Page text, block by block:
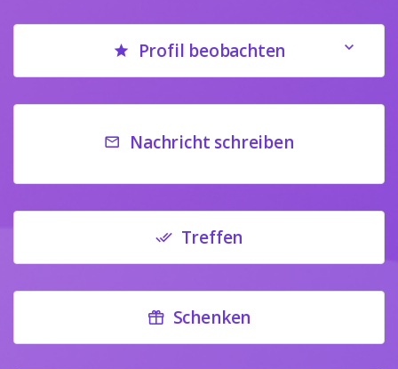
Profil beobachten
Nachricht schreiben
Treffen
Schenken